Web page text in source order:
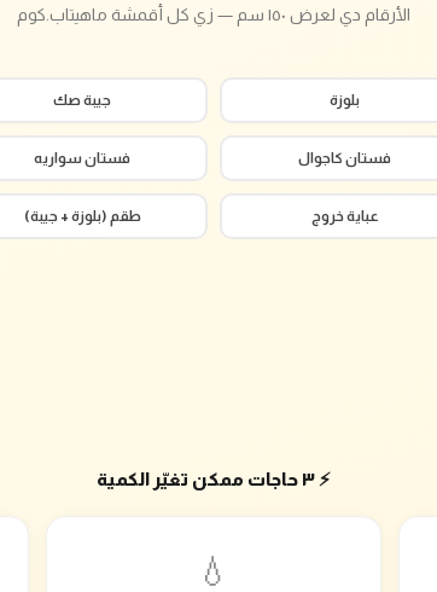
الأرقام دي لعرض ١٥٠ سم — زي كل أقمشة ماهيتاب.كوم
بلوزة جيبة صك
فستان كاجوال فستان سواريه
عباية خروج طقم (بلوزة + جيبة)
⚡ ٣ حاجات ممكن تغيّر الكمية
💧